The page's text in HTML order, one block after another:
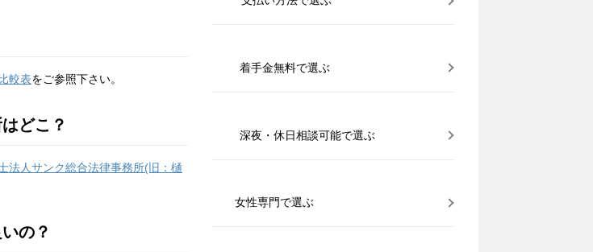
較表をご参照下さい。
どこ？
法人サンク総合法律事務所(旧：樋
の？
着手金無料で選ぶ
深夜・休日相談可能で選ぶ
女性専門で選ぶ